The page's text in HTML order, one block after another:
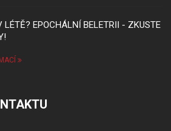
LÉTĚ? EPOCHÁLNÍ BELETRII - ZKUSTE